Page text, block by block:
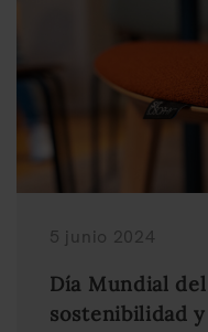
5 junio 2024
Día Mundial
sostenibilidad